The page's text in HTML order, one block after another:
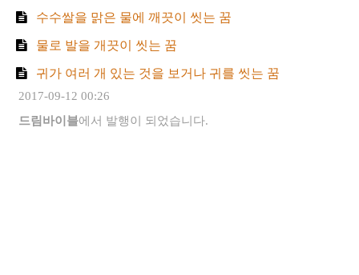
수수쌀을 맑은 물에 깨끗이 씻는 꿈
물로 발을 개끗이 씻는 꿈
귀가 여러 개 있는 것을 보거나 귀를 씻는 꿈
2017-09-12 00:26
드림바이블에서 발행이 되었습니다.